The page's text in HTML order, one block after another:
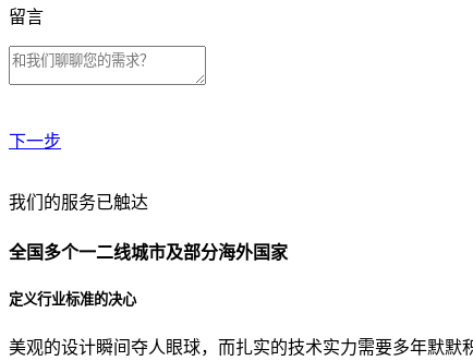
留言
下一步
贵公司预算范围是？
贵公司的团队规模是？
我们的服务已触达
全国多个一二线城市及部分海外国家
定义行业标准的决心
美观的设计瞬间夺人眼球，而扎实的技术实力需要多年默默